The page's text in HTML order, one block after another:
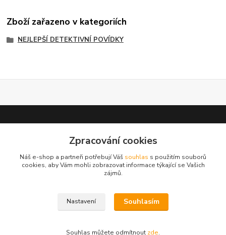
Zboží zařazeno v kategoriích
NEJLEPŠÍ DETEKTIVNÍ POVÍDKY
test 2
Zákaznická podpora
Zpracování cookies
Náš e-shop a partneři potřebují Váš souhlas s použitím souborů
cookies, aby Vám mohli zobrazovat informace týkající se Vašich
zájmů.
Nastavení Souhlasím
Souhlas můžete odmítnout zde.